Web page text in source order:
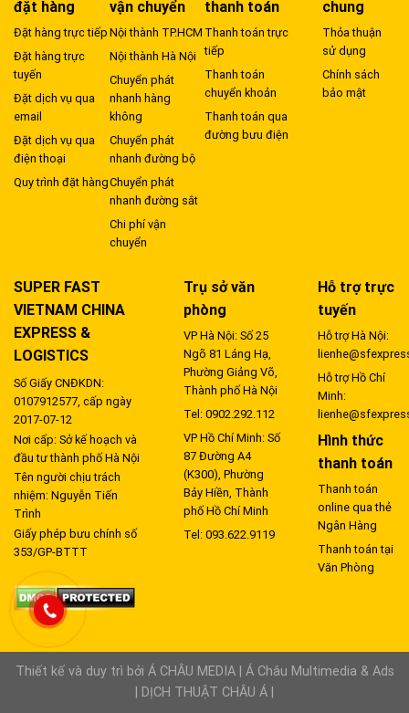
đặt hàng
Đặt hàng trực tiếp
Đặt hàng trực
tuyến
Đặt dịch vụ qua
email
Đặt dịch vụ qua
điện thoại
Quy trình đặt hàng
vận chuyển
Nội thành TP.HCM
Nội thành Hà Nội
Chuyển phát
nhanh hàng
không
Chuyển phát
nhanh đường bộ
Chuyển phát
nhanh đường sắt
Chi phí vận
chuyển
thanh toán
Thanh toán trực
tiếp
Thanh toán
chuyển khoản
Thanh toán qua
đường bưu điện
chung
Thỏa thuận
sử dụng
Chính sách
bảo mật
SUPER FAST
VIETNAM CHINA
EXPRESS &
LOGISTICS
Số Giấy CNĐKDN:
0107912577, cấp ngày
2017-07-12
Nơi cấp: Sở kế hoạch và
đầu tư thành phố Hà Nội
Tên người chịu trách
nhiệm: Nguyễn Tiến
Trình
Giấy phép bưu chính số
353/GP-BTTT
Trụ sở văn
phòng
VP Hà Nội: Số 25
Ngõ 81 Láng Hạ,
Phường Giảng Võ,
Thành phố Hà Nội
Tel: 0902.292.112
VP Hồ Chí Minh: Số
87 Đường A4
(K300), Phường
Bảy Hiền, Thành
phố Hồ Chí Minh
Tel: 093.622.9119
Hỗ trợ trực
tuyến
Hỗ trợ Hà Nội:
Hỗ trợ Hồ Chí
Minh:
Hình thức
thanh toán
Thanh toán
online qua thẻ
Ngân Hàng
Thanh toán tại
Văn Phòng
Thiết kế và duy trì bởi Á CHÂU MEDIA| Á Châu Multimedia & Ads
DỊCH THUẬT CHÂU Á